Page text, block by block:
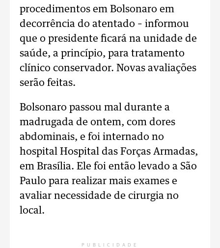
procedimentos em Bolsonaro em
decorrência do atentado – informou
que o presidente ficará na unidade de
saúde, a princípio, para tratamento
clínico conservador. Novas avaliações
serão feitas.
Bolsonaro passou mal durante a
madrugada de ontem, com dores
abdominais, e foi internado no
hospital Hospital das Forças Armadas,
em Brasília. Ele foi então levado a São
Paulo para realizar mais exames e
avaliar necessidade de cirurgia no
local.
PUBLICIDADE